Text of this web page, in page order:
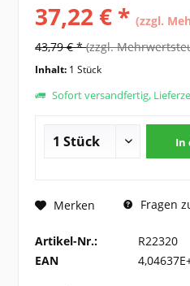
37,22 € *(zzgl.
43,79 € *(zzgl.
Inhalt: 1 Stück
Sofort versandfertig,
In
Merken Fragen
Artikel-Nr.:
R22320
EAN